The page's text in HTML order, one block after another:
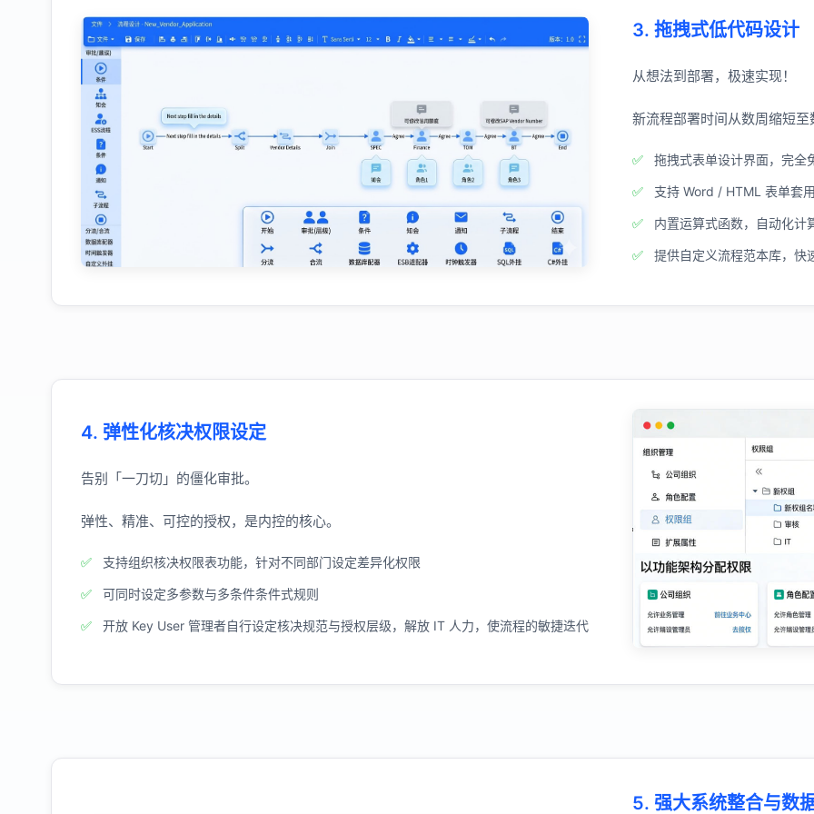
3. 拖拽式低代码设计
从想法到部署，极速实现！
新流程部署时间从数周缩短至
拖拽式表单设计界面，完全
支持 Word / HTML 表单套
内置运算式函数，自动化计
提供自定义流程范本库，快
4. 弹性化核决权限设定
告别「一刀切」的僵化审批。
弹性、精准、可控的授权，是内控的核心。
支持组织核决权限表功能，针对不同部门设定差异化权限
可同时设定多参数与多条件条件式规则
开放 Key User 管理者自行设定核决规范与授权层级，解放 IT 人力，使流程的敏捷迭代
5. 强大系统整合与数